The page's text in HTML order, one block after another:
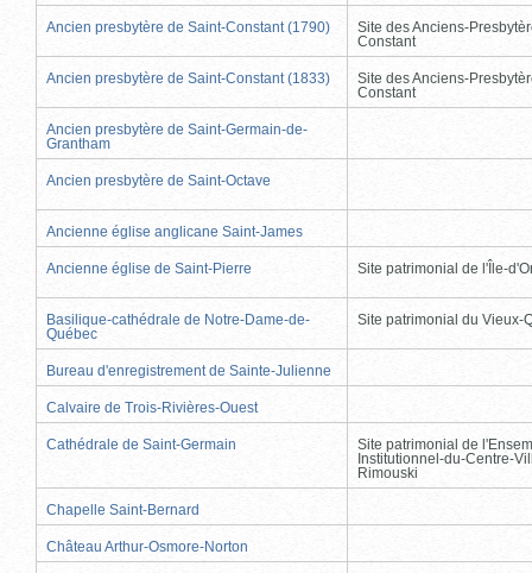
Ancien presbytère de Saint-Constant (1790)
Site des Anciens-
Constant
Ancien presbytère de Saint-Constant (1833)
Site des Anciens-
Constant
Ancien presbytère de Saint-Germain-de-
Grantham
Ancien presbytère de Saint-Octave
Ancienne église anglicane Saint-James
Ancienne église de Saint-Pierre Site patrimonial de l'Île-
Basilique-cathédrale de Notre-Dame-de-
Québec
Site patrimonial du Vieux-
Bureau d'enregistrement de Sainte-Julienne
Calvaire de Trois-Rivières-Ouest
Cathédrale de Saint-Germain
Site patrimonial de
Institutionnel-du-Centre-
Rimouski
Chapelle Saint-Bernard
Château Arthur-Osmore-Norton